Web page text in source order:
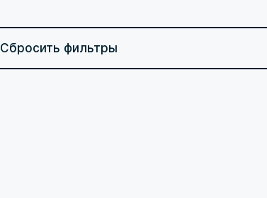
Сбросить фильтры